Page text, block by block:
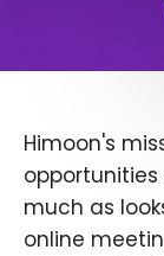
Himoon's
much as
online